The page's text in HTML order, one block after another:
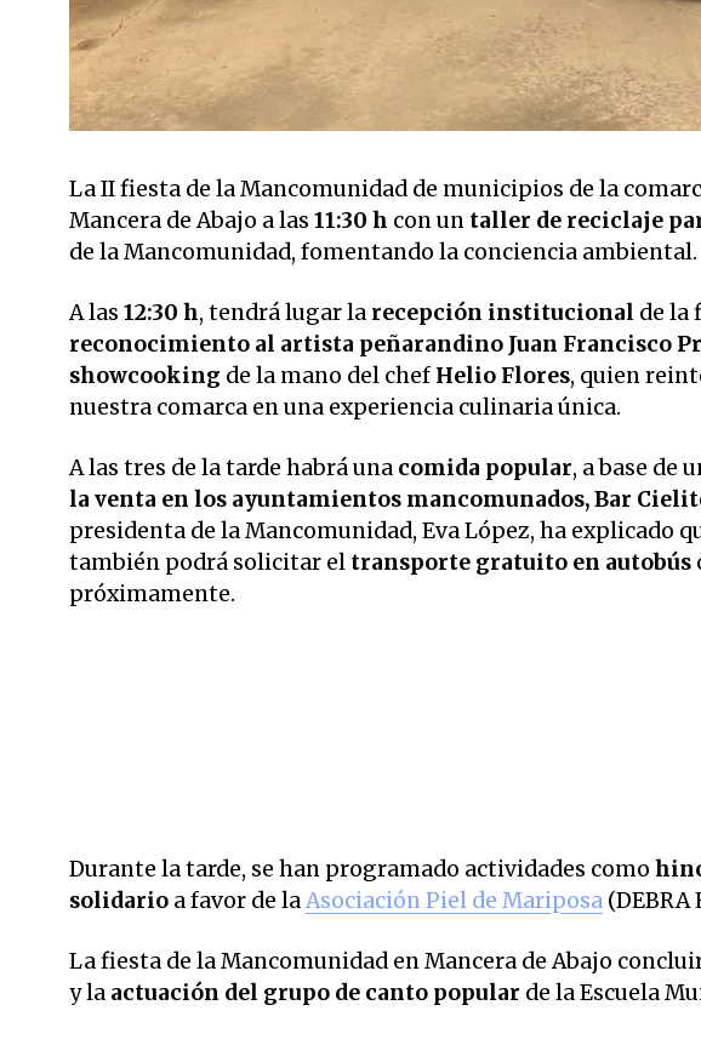
La II fiesta de la Mancomunidad de municipios de la
Mancera de Abajo a las 11:30 h con un taller de reciclaje
de la Mancomunidad, fomentando la conciencia ambiental.
A las 12:30 h, tendrá lugar la recepción institucional de la
reconocimiento al artista peñarandino Juan Francisco
showcooking de la mano del chef Helio Flores, quien
nuestra comarca en una experiencia culinaria única.
A las tres de la tarde habrá una comida popular, a base de
la venta en los ayuntamientos mancomunados, Bar
presidenta de la Mancomunidad, Eva López, ha explicado
también podrá solicitar el transporte gratuito en autobús
próximamente.
Durante la tarde, se han programado actividades como
solidario a favor de laAsociación Piel de Mariposa (DEBRA
La fiesta de la Mancomunidad en Mancera de Abajo
y la actuación del grupo de canto popular de la Escuela